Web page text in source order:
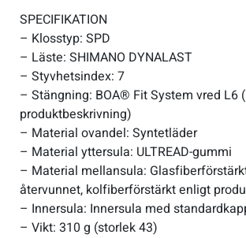
SPECIFIKATION
– Klosstyp: SPD
– Läste: SHIMANO DYNALAST
– Styvhetsindex: 7
– Stängning: BOA® Fit System vred L6
produktbeskrivning)
– Material ovandel: Syntetläder
– Material yttersula: ULTREAD-gummi
– Material mellansula:
återvunnet, kolfiberförstärkt enligt
– Innersula: Innersula med
– Vikt: 310 g (storlek 43)